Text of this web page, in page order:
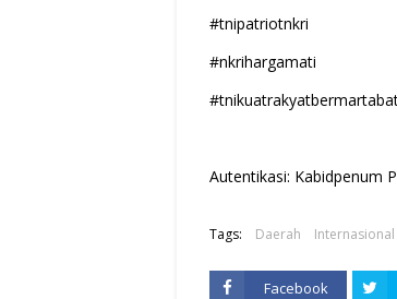
#tnipatriotnkri
#nkrihargamati
Autentikasi: Kabidpenum
Tags: Daerah Internasional
Facebook